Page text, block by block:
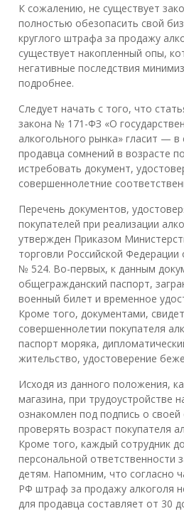
К сожалению, не существует
полностью обезопасить свой
круглого штрафа за продажу
существует накопленный опы,
негативные последствия
подробнее.
Следует начать с того, что
закона № 171-ФЗ «О
алкогольного рынка» гласит — в
продавца сомнений в возрасте
истребовать документ,
совершеннолетние
Перечень документов,
покупателей при реализации
утвержден Приказом
торговли Российской Федерации
№ 524. Во-первых, к данным
общегражданский паспорт,
военный билет и временное
Кроме того, документами,
совершеннолетии покупателя
паспорт моряка,
жительство, удостоверение
Исходя из данного положения,
магазина, при трудоустройстве
ознакомлен под подпись о своей
проверять возраст покупателя
Кроме того, каждый сотрудник
персональной ответственности
детям. Напомним, что согласно
РФ штраф за продажу алкоголя
для продавца составляет от 30